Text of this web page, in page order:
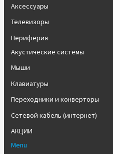
Аксессуары
Телевизоры
Периферия
Акустические системы
Мыши
Клавиатуры
Переходники и конверторы
Сетевой кабель (интернет)
АКЦИИ
Menu